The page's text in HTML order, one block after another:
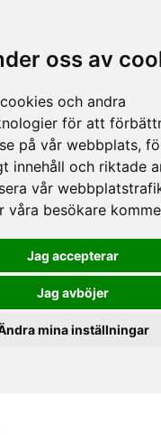
oss av
och andra
för att
på vår webbplats,
innehåll och riktade
vår
våra besökare
Jag accepterar
Jag avböjer
mina inställningar